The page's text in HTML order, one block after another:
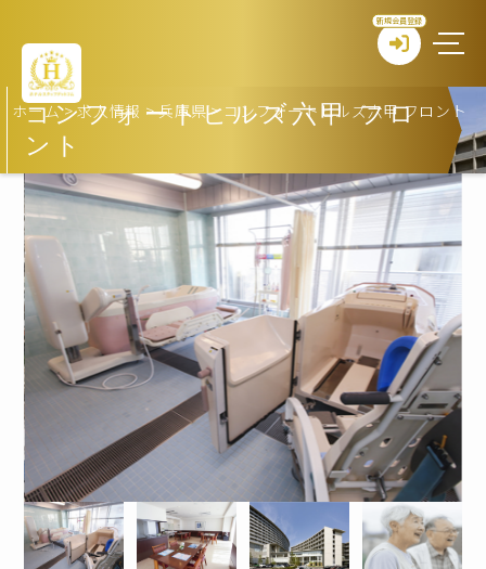
新規会員登録
コンフォートヒルズ六甲 フロ
ント
ホーム>求人情報 >兵庫県>コンフォートヒルズ六甲 フロント